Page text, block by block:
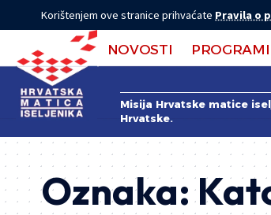
Korištenjem ove stranice prihvaćate Pravila o
NOVOSTI PROGRAMI
Misija Hrvatske matice
Hrvatske.
Oznaka: